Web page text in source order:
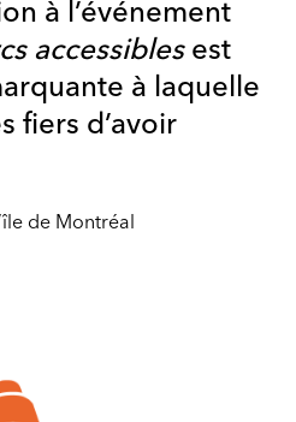
à l’événement
accessiblesest
à laquelle
fiers d’avoir
de Montréal